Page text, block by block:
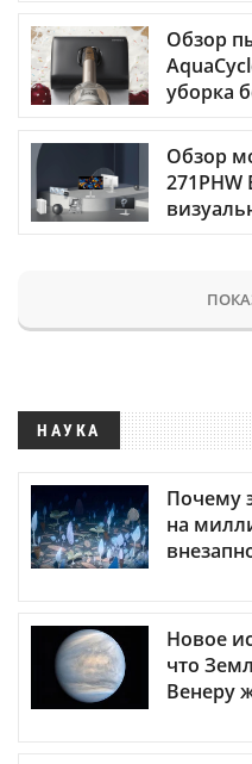
Обзор
уборка
Обзор
271PHW
НАУКА
Почему
на
Новое
что
Венеру